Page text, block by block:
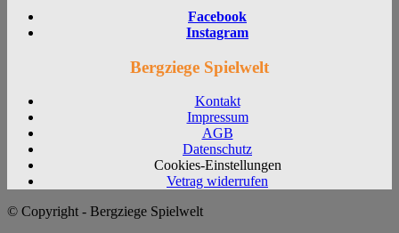
Facebook
Instagram
Bergziege Spielwelt
Kontakt
Impressum
AGB
Datenschutz
Cookies-Einstellungen
Vetrag widerrufen
© Copyright - Bergziege Spielwelt